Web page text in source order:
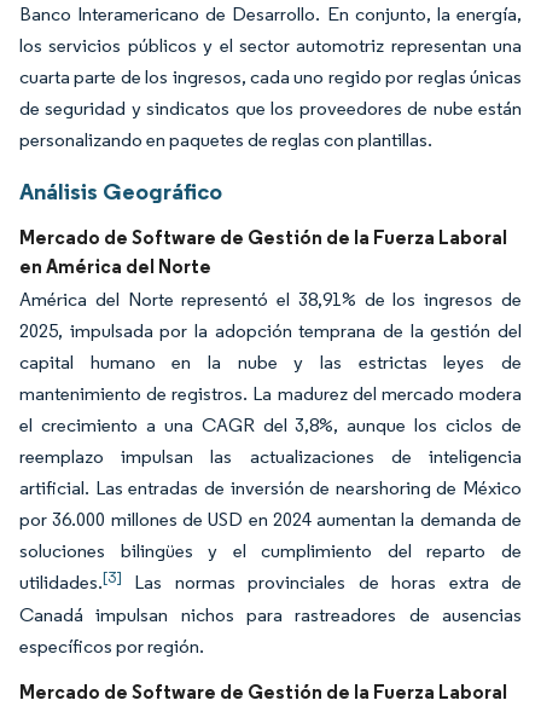
Banco Interamericano de Desarrollo. En conjunto, la energía,
los servicios públicos y el sector automotriz representan una
cuarta parte de los ingresos, cada uno regido por reglas únicas
de seguridad y sindicatos que los proveedores de nube están
personalizando en paquetes de reglas con plantillas.
Análisis Geográfico
Mercado de Software de Gestión de la Fuerza Laboral
en América del Norte
América del Norte representó el 38,91% de los ingresos de
2025, impulsada por la adopción temprana de la gestión del
capital humano en la nube y las estrictas leyes de
mantenimiento de registros. La madurez del mercado modera
el crecimiento a una CAGR del 3,8%, aunque los ciclos de
reemplazo impulsan las actualizaciones de inteligencia
artificial. Las entradas de inversión de nearshoring de México
por 36.000 millones de USD en 2024 aumentan la demanda de
soluciones bilingües y el cumplimiento del reparto de
utilidades.[3]
Las normas provinciales de horas extra de
Canadá impulsan nichos para rastreadores de ausencias
específicos por región.
Mercado de Software de Gestión de la Fuerza Laboral